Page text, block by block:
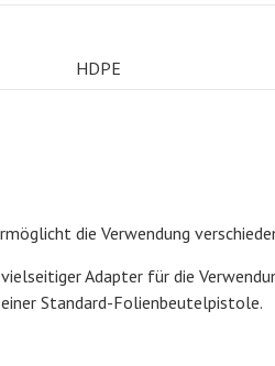
HDPE
die Verwendung
Adapter für die
Standard-Folienbeutelpistole.